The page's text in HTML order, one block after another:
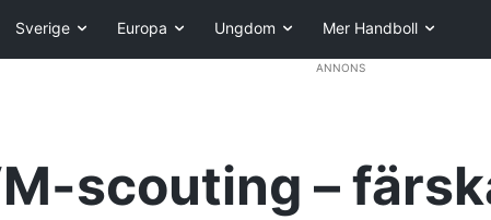
Sverige Europa Ungdom Mer Handboll
ANNONS
scouting –